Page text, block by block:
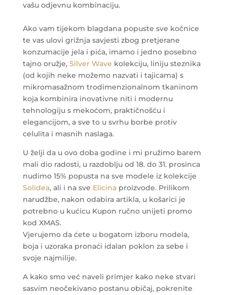
vašu odjevnu kombinaciju.
Ako vam tijekom blagdana popuste sve kočnice
te vas ulovi grižnja savjesti zbog pretjerane
konzumacije jela i pića, imamo i jedno posebno
tajno oružje, Silver Wave kolekciju, liniju steznika
(od kojih neke možemo nazvati i tajicama) s
mikromasažnom trodimenzionalnom tkaninom
koja kombinira inovativne niti i modernu
tehnologiju s mekoćom, praktičnošću i
elegancijom, a sve to u svrhu borbe protiv
celulita i masnih naslaga.
U želji da u ovo doba godine i mi pružimo barem
mali dio radosti, u razdoblju od 18. do 31. prosinca
nudimo 15% popusta na sve modele iz kolekcije
Solidea, ali i na sve Elicinaproizvode. Prilikom
narudžbe, nakon odabira artikla, u košarici je
potrebno u kućicu Kupon ručno unijeti promo
kod XMAS.
Vjerujemo da ćete u bogatom izboru modela,
boja i uzoraka pronaći idalan poklon za sebe i
svoje najmilije.
A kako smo već naveli primjer kako neke stvari
sasvim neočekivano postanu običaj, pokrenite